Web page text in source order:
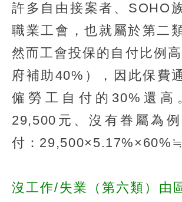
許多自由接案者、SOHO
職業工會，也就屬於第二
然而工會投保的自付比例
府補助40%），因此保費
僱勞工自付的30%還高
29,500元、沒有眷屬為
付：29,500×5.17%×60%≒
沒工作/失業（第六類）由